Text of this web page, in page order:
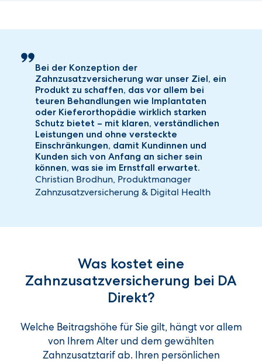
Festsitzender Lückenhalter
Lingualtechnik
Farbige und farblose Bögen/Teilbögen
Hinweis: Die Erstattungshöchstbeträge (Zahnstaffel) in
den ersten vier Versicherungsjahren sind zu
berücksichtigen. Ab dem fünften Versicherungsjahr
übernehmen wir die Kosten in unbegrenzter Höhe. Falls Sie
bereits eine Zahnzusatzversicherung mit ähnlichem
Leistungsumfang haben und wechseln möchten, können
wir dies entsprechend anrechnen. Kontaktieren Sie uns
gerne für weitere Informationen.
Bei der Konzeption der
Zahnzusatzversicherung war unser Ziel, ein
Produkt zu schaffen, das vor allem bei
teuren Behandlungen wie Implantaten
oder Kieferorthopädie wirklich starken
Schutz bietet – mit klaren, verständlichen
Leistungen und ohne versteckte
Einschränkungen, damit Kundinnen und
Kunden sich von Anfang an sicher sein
können, was sie im Ernstfall erwartet.
Christian Brodhun, Produktmanager
Zahnzusatzversicherung & Digital Health
Was kostet eine
Zahnzusatzversicherung bei DA
Direkt?
Welche Beitragshöhe für Sie gilt, hängt vor allem
von Ihrem Alter und dem gewählten
Zahnzusatztarif ab. Ihren persönlichen